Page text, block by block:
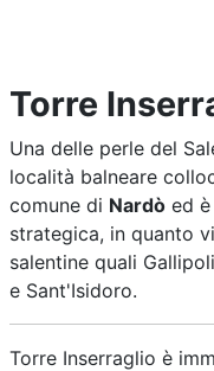
Torre
Una delle perle del
località balneare
comune di Nardò ed
strategica, in quanto
salentine quali
e Sant'Isidoro.
Torre Inserraglio è